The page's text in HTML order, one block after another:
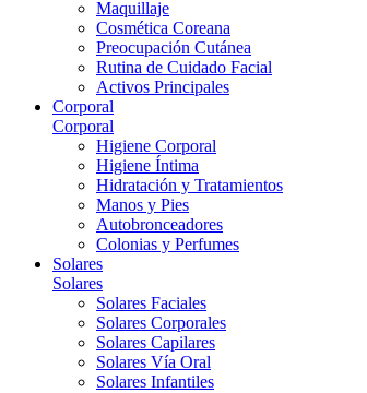
Maquillaje
Cosmética Coreana
Preocupación Cutánea
Rutina de Cuidado Facial
Activos Principales
Corporal
Corporal
Higiene Corporal
Higiene Íntima
Hidratación y Tratamientos
Manos y Pies
Autobronceadores
Colonias y Perfumes
Solares
Solares
Solares Faciales
Solares Corporales
Solares Capilares
Solares Vía Oral
Solares Infantiles